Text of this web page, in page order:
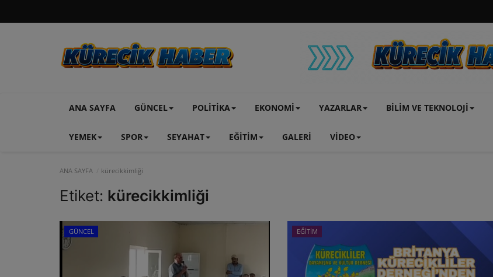
ANA SAYFA GÜNCEL POLİTİKA EKONOMİ YAZARLAR BİLİM VE TEKNOLOJİ
YEMEK SPOR SEYAHAT EĞİTİM GALERİ VİDEO
ANA SAYFA kürecikkimliği
Etiket: kürecikkimliği
GÜNCEL EĞİTİM